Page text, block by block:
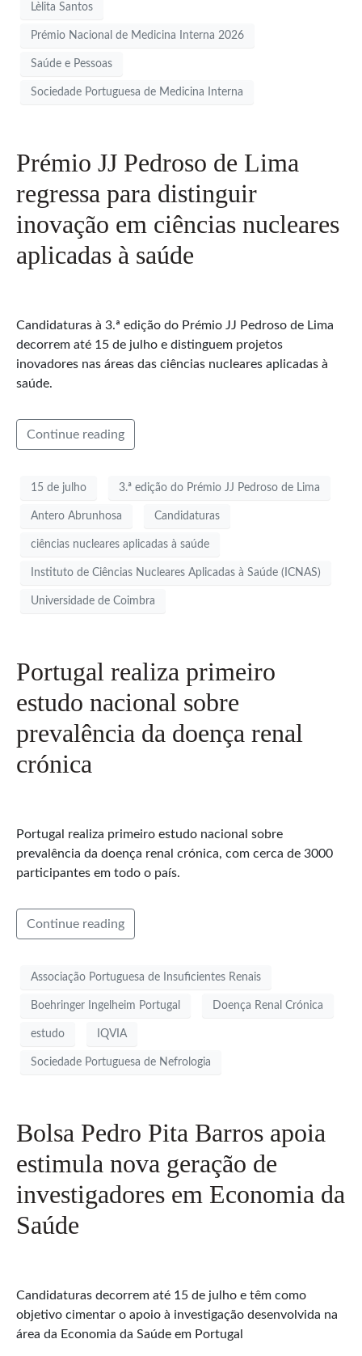
Lèlita Santos
Prémio Nacional de Medicina Interna 2026
Saúde e Pessoas
Sociedade Portuguesa de Medicina Interna
Prémio JJ Pedroso de Lima
regressa para distinguir
inovação em ciências nucleares
aplicadas à saúde
Candidaturas à 3.ª edição do Prémio JJ Pedroso de Lima
decorrem até 15 de julho e distinguem projetos
inovadores nas áreas das ciências nucleares aplicadas à
saúde.
Continue reading
15 de julho 3.ª edição do Prémio JJ Pedroso de Lima
Antero Abrunhosa Candidaturas
ciências nucleares aplicadas à saúde
Instituto de Ciências Nucleares Aplicadas à Saúde (ICNAS)
Universidade de Coimbra
Portugal realiza primeiro
estudo nacional sobre
prevalência da doença renal
crónica
Portugal realiza primeiro estudo nacional sobre
prevalência da doença renal crónica, com cerca de 3000
participantes em todo o país.
Continue reading
Associação Portuguesa de Insuficientes Renais
Boehringer Ingelheim Portugal Doença Renal Crónica
estudo IQVIA
Sociedade Portuguesa de Nefrologia
Bolsa Pedro Pita Barros apoia
estimula nova geração de
investigadores em Economia da
Saúde
Candidaturas decorrem até 15 de julho e têm como
objetivo cimentar o apoio à investigação desenvolvida na
área da Economia da Saúde em Portugal